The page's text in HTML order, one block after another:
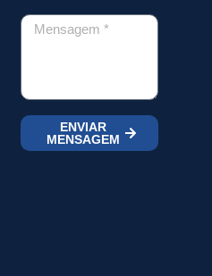
ENVIAR
MENSAGEM